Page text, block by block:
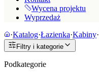
Wycena projektu
Wyprzedaż
·Katalog·Łazienka·Kabiny·
Filtry i kategorie
Podkategorie